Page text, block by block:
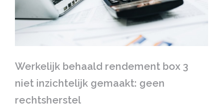
Werkelijk behaald rendement box 3
niet inzichtelijk gemaakt: geen
rechtsherstel